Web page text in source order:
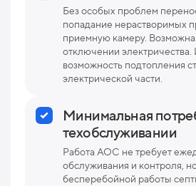
Без особых проблем
попадание нерастворимых
приемную камеру. Возможна
отключении
возможность подтопления
электрической части.
Минимальная
техобслуживании
Работа АОС не требует
обслуживания и контроля,
бесперебойной работы